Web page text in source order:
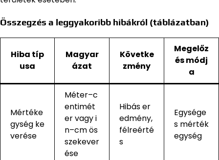
Összegzés a leggyakoribb hibákról (táblázatban)
Hiba típ
usa
Magyar
ázat
Követke
zmény
Megelőz
és módj
a
Mértéke
gység ke
verése
Méter–c
entimét
er vagy i
n–cm ös
szekever
ése
Hibás er
edmény,
félreérté
s
Egysége
s mérték
egység